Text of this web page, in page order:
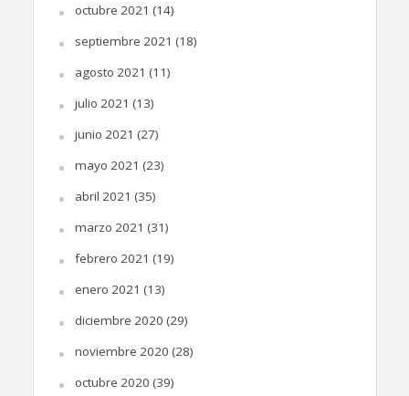
octubre 2021 (14)
septiembre 2021 (18)
agosto 2021 (11)
julio 2021 (13)
junio 2021 (27)
mayo 2021 (23)
abril 2021 (35)
marzo 2021 (31)
febrero 2021 (19)
enero 2021 (13)
diciembre 2020 (29)
noviembre 2020 (28)
octubre 2020 (39)